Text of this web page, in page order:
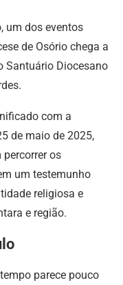
um dos eventos
de Osório chega a
Santuário Diocesano
com a
de maio de 2025,
os
um testemunho
religiosa e
e região.
parece pouco